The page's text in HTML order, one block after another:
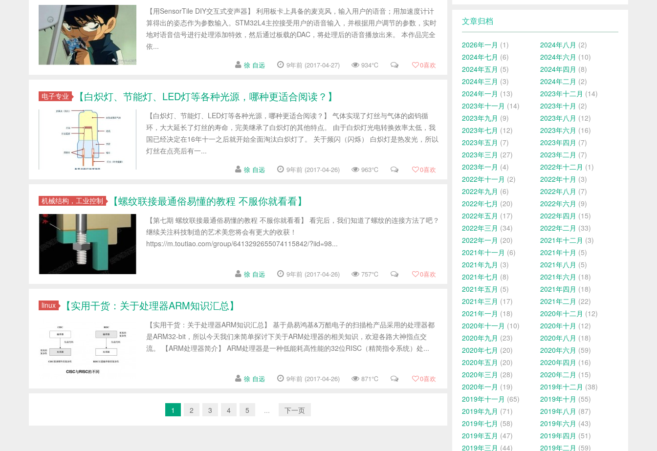
【用SensorTile DIY交互式变声器】 利用板卡上具备的麦克风，输入用户的语音；用加速度计计
算得出的姿态作为参数输入。STM32L4主控接受用户的语音输入，并根据用户调节的参数，实时
地对语音信号进行处理添加特效，然后通过板载的DAC，将处理后的语音播放出来。 本作品完全
依...
徐 自远 9年前 (2017-04-27) 934℃ 0喜欢
电子专业 【白炽灯、节能灯、LED灯等各种光源，哪种更适合阅读？】
【白炽灯、节能灯、LED灯等各种光源，哪种更适合阅读？】 气体实现了灯丝与气体的卤钨循
环，大大延长了灯丝的寿命，完美继承了白炽灯的其他特点。 由于白炽灯光电转换效率太低，我
国已经决定在16年十一之后就开始全面淘汰白炽灯了。 关于频闪（闪烁） 白炽灯是热发光，所以
灯丝在点亮后有一...
徐 自远 9年前 (2017-04-26) 963℃ 0喜欢
机械结构，工业控制 【螺纹联接最通俗易懂的教程 不服你就看看】
【第七期 螺纹联接最通俗易懂的教程 不服你就看看】 看完后，我们知道了螺纹的连接方法了吧？
继续关注科技制造的艺术美您将会有更大的收获！
https://m.toutiao.com/group/6413292655074115842/?iid=98...
徐 自远 9年前 (2017-04-26) 757℃ 0喜欢
linux 【实用干货：关于处理器ARM知识汇总】
【实用干货：关于处理器ARM知识汇总】 基于鼎易鸿基&万酷电子的扫描枪产品采用的处理器都
是ARM32-bit，所以今天我们来简单探讨下关于ARM处理器的相关知识，欢迎各路大神指点交
流。 【ARM处理器简介】 ARM处理器是一种低能耗高性能的32位RISC（精简指令系统）处...
徐 自远 9年前 (2017-04-26) 871℃ 0喜欢
1 2 3 4 5 ... 下一页
文章归档
2026年一月 (1) 2024年八月 (2)
2024年七月 (6) 2024年六月 (10)
2024年五月 (5) 2024年四月 (8)
2024年三月 (3) 2024年二月 (2)
2024年一月 (13) 2023年十二月 (14)
2023年十一月 (14) 2023年十月 (2)
2023年九月 (9) 2023年八月 (12)
2023年七月 (12) 2023年六月 (16)
2023年五月 (7) 2023年四月 (7)
2023年三月 (27) 2023年二月 (7)
2023年一月 (4) 2022年十二月 (1)
2022年十一月 (2) 2022年十月 (3)
2022年九月 (6) 2022年八月 (7)
2022年七月 (20) 2022年六月 (9)
2022年五月 (17) 2022年四月 (15)
2022年三月 (34) 2022年二月 (33)
2022年一月 (20) 2021年十二月 (3)
2021年十一月 (6) 2021年十月 (5)
2021年九月 (3) 2021年八月 (5)
2021年七月 (8) 2021年六月 (18)
2021年五月 (5) 2021年四月 (18)
2021年三月 (17) 2021年二月 (22)
2021年一月 (18) 2020年十二月 (12)
2020年十一月 (10) 2020年十月 (12)
2020年九月 (23) 2020年八月 (18)
2020年七月 (20) 2020年六月 (59)
2020年五月 (20) 2020年四月 (16)
2020年三月 (28) 2020年二月 (15)
2020年一月 (19) 2019年十二月 (38)
2019年十一月 (65) 2019年十月 (55)
2019年九月 (71) 2019年八月 (87)
2019年七月 (58) 2019年六月 (43)
2019年五月 (47) 2019年四月 (51)
2019年三月 (44) 2019年二月 (59)